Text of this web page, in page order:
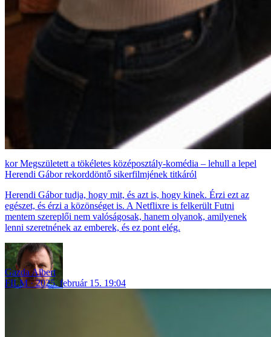
Megszületett a tökéletes középosztály-komédia – lehull a lepel
Herendi Gábor rekorddöntő sikerfilmjének titkáról
Herendi Gábor tudja, hogy mit, és azt is, hogy kinek. Érzi ezt az
egészet, és érzi a közönséget is. A Netflixre is felkerült Futni
mentem szereplői nem valóságosak, hanem olyanok, amilyenek
lenni szeretnének az emberek, és ez pont elég.
Gazda Albert
FILM
2025. február 15. 19:04